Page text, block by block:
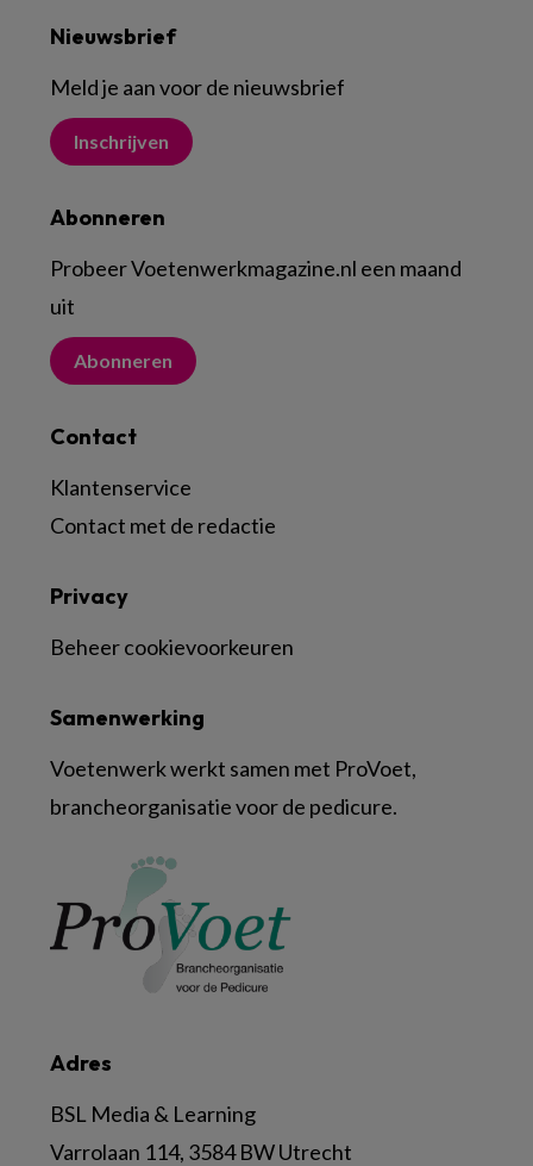
Nieuwsbrief
Meld je aan voor de nieuwsbrief
Inschrijven
Abonneren
Probeer Voetenwerkmagazine.nl een maand
uit
Abonneren
Contact
Klantenservice
Contact met de redactie
Adres
BSL Media & Learning
Varrolaan 114, 3584 BW Utrecht
Samenwerking
Voetenwerk werkt samen met ProVoet,
brancheorganisatie voor de pedicure.
Privacy
Beheer cookievoorkeuren